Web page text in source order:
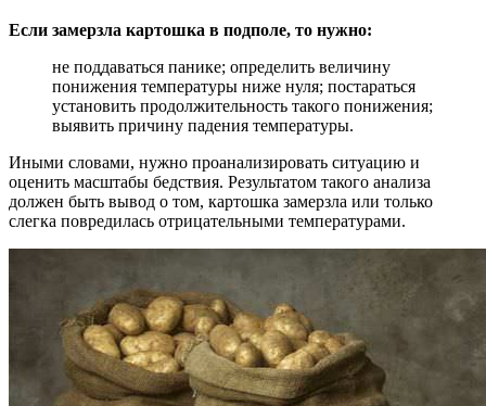
Если замерзла картошка в подполе, то нужно:
не поддаваться панике; определить величину
понижения температуры ниже нуля; постараться
установить продолжительность такого понижения;
выявить причину падения температуры.
Иными словами, нужно проанализировать ситуацию и
оценить масштабы бедствия. Результатом такого анализа
должен быть вывод о том, картошка замерзла или только
слегка повредилась отрицательными температурами.